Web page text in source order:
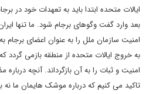
ایالات متحده ابتدا باید به تعهدات خود در
امنیت سازمان ملل را به عنوان اعضای
به خروج ایالات متحده از منطقه بازمی گردد
امنیت و ثبات را به آن بازگرداند. آنچه
تاکید می کنیم که درباره موشک هایمان ما